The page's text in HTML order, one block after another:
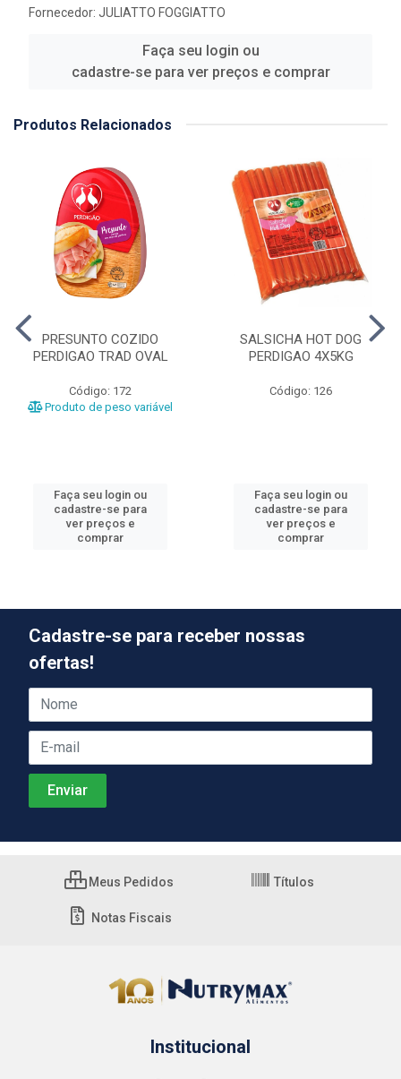
Fornecedor: JULIATTO FOGGIATTO
Faça seu login ou
cadastre-se para ver preços e comprar
Produtos Relacionados
PRESUNTO COZIDO
PERDIGAO TRAD OVAL
Código: 172
Produto de peso variável
Faça seu login ou
cadastre-se para
ver preços e
comprar
SALSICHA HOT DOG
PERDIGAO 4X5KG
Código: 126
Faça seu login ou
cadastre-se para
ver preços e
comprar
Cadastre-se para receber nossas
ofertas!
Meus Pedidos Títulos
Notas Fiscais
Institucional